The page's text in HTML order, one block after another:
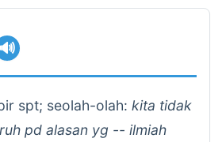
🔊
spt; seolah-olah: kita tidak
pd alasan yg -- ilmiah